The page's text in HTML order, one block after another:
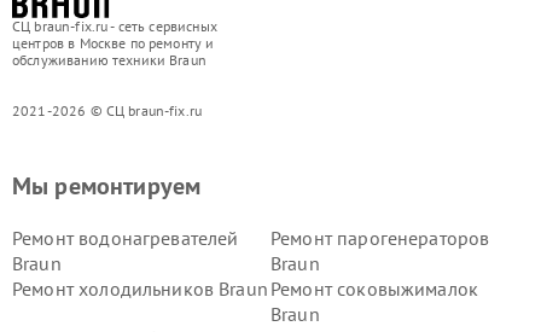
СЦ braun-fix.ru - сеть сервисных
центров в Москве по ремонту и
обслуживанию техники Braun
2021-2026 © СЦ braun-fix.ru
Мы ремонтируем
Ремонт водонагревателей
Braun
Ремонт парогенераторов
Braun
Ремонт холодильников Braun Ремонт соковыжималок
Braun